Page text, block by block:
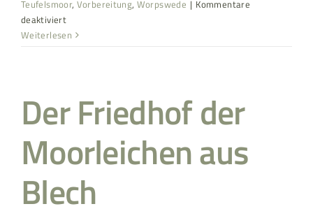
Teufelsmoor, Vorbereitung, Worpswede | Kommentare
deaktiviertfür
Rundwanderung
Weiterlesen
Der Friedhof der
Moorleichen aus
Blech